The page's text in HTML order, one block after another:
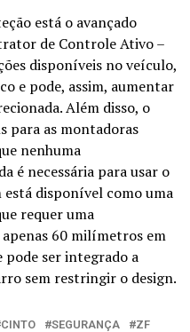
está o avançado
de Controle Ativo –
disponíveis no veículo,
e pode, assim, aumentar
Além disso, o
para as montadoras
nenhuma
é necessária para usar o
está disponível como uma
requer uma
60 milímetros em
pode ser integrado a
sem restringir o design.
CINTO SEGURANÇA ZF